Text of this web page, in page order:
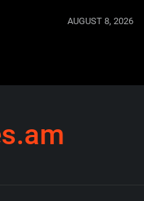
AUGUST 8, 2026